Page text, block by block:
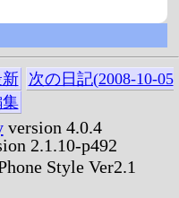
次の日記(2008-10-05
version 4.0.4
2.1.10-p492